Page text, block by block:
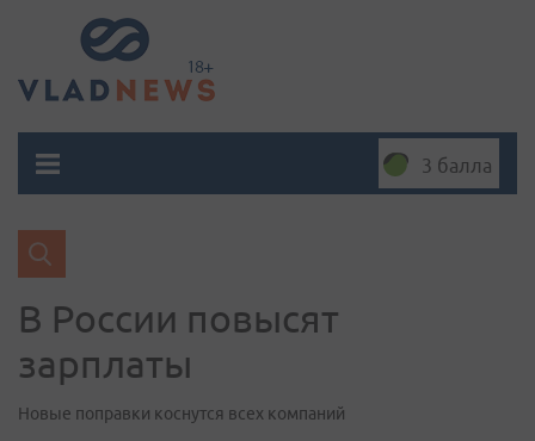
3 балла
В России повысят
зарплаты
Новые поправки коснутся всех компаний